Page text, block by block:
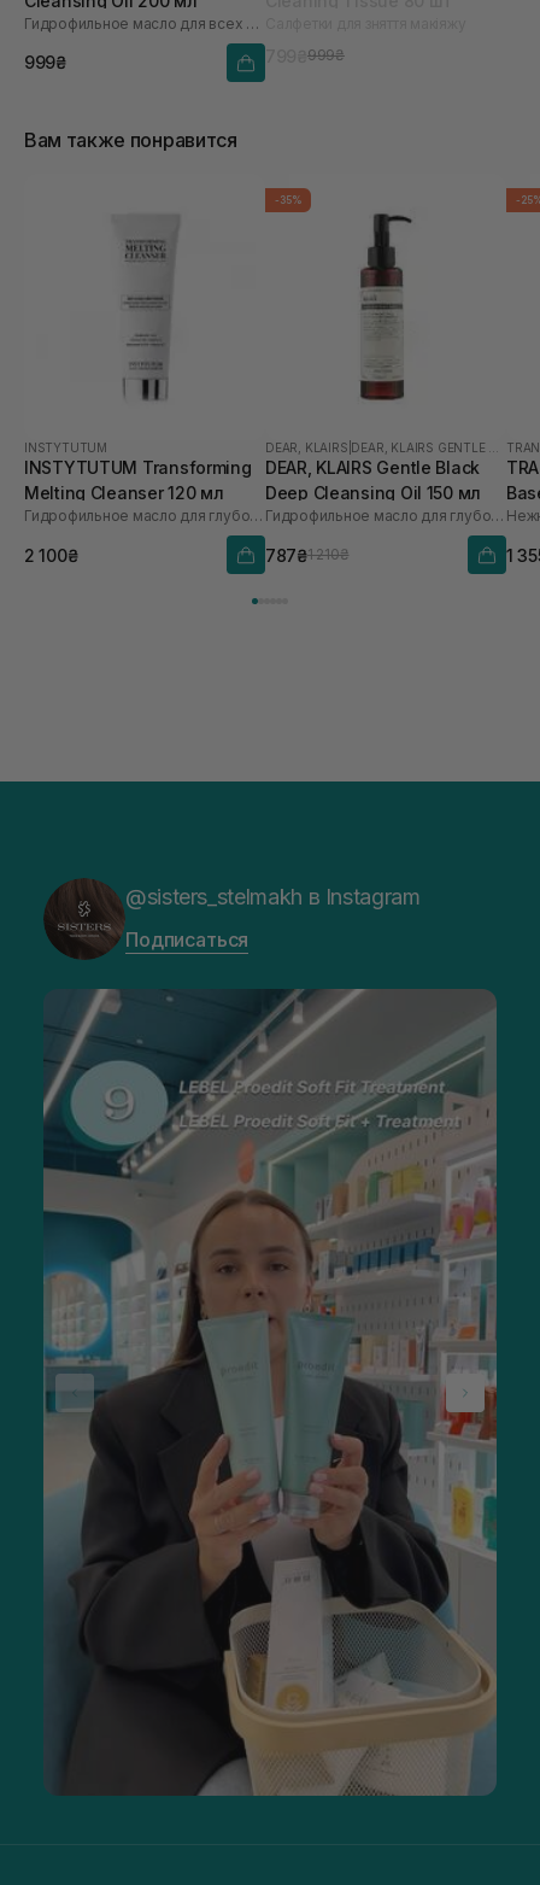
Гидрофильное масло для всех типов кожи
999₴ 999₴
Вам также понравится
INSTYTUTUM
INSTYTUTUM Transforming
Melting Cleanser 120 мл
Гидрофильное масло для глубокого очищения и увлажнения
2 100₴
-35%
DEAR, KLAIRS
DEAR, KLAIRS Gentle Black
Deep Cleansing Oil 150 мл
Гидрофильное масло для глубокой очистки
787₴1 210₴
-
1
@sisters_stelmakh в Instagram
Подписаться